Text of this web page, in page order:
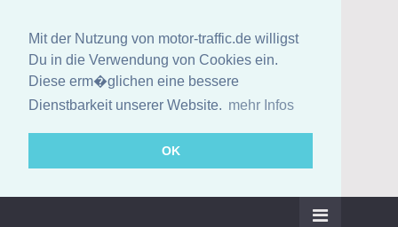
Mit der Nutzung von motor-traffic.de willigst
Du in die Verwendung von Cookies ein.
Diese erm�glichen eine bessere
Dienstbarkeit unserer Website. mehr Infos
OK